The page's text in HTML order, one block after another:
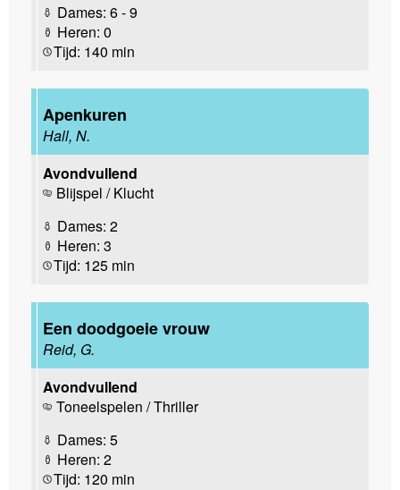
Dames: 6 - 9
Heren: 0
Tijd: 140 min
Apenkuren
Hall, N.
Avondvullend
Blijspel / Klucht
Dames: 2
Heren: 3
Tijd: 125 min
Een doodgoeie vrouw
Reid, G.
Avondvullend
Toneelspelen / Thriller
Dames: 5
Heren: 2
Tijd: 120 min